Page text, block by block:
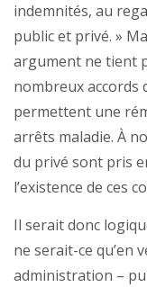
indemnités, au
public et privé. »
argument ne tient
nombreux accords
permettent une
arrêts maladie. À
du privé sont pris
l’existence de ces
Il serait donc
ne serait-ce qu’en
administration –